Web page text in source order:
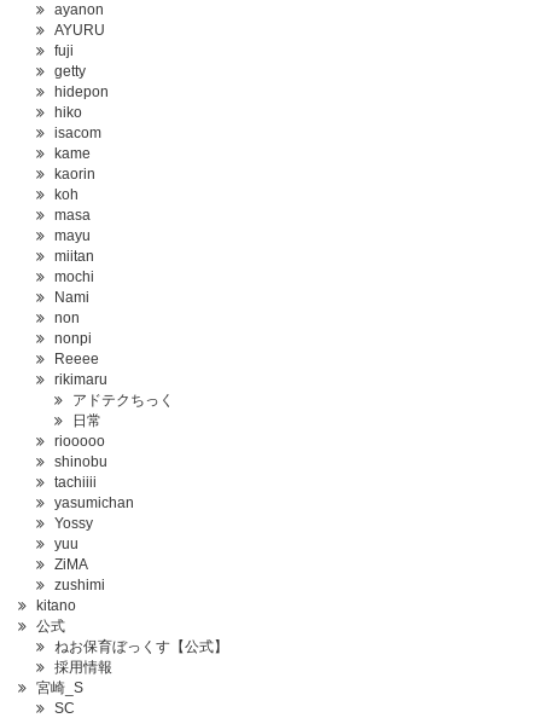
ayanon
AYURU
fuji
getty
hidepon
hiko
isacom
kame
kaorin
koh
masa
mayu
miitan
mochi
Nami
non
nonpi
Reeee
rikimaru
アドテクちっく
日常
riooooo
shinobu
tachiiii
yasumichan
Yossy
yuu
ZiMA
zushimi
kitano
公式
ねお保育ぼっくす【公式】
採用情報
宮崎_S
SC